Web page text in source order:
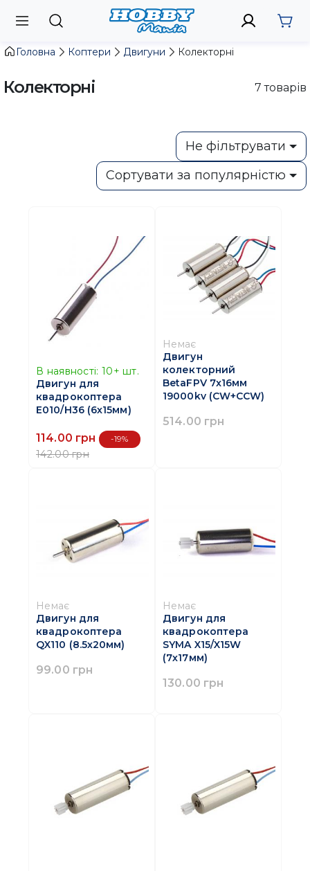
Головна Коптери Двигуни Колекторні
Колекторні 7 товарів
Не фільтрувати
Сортувати за популярністю
В наявності: 10+ шт.
Двигун для
квадрокоптера
E010/H36 (6х15мм)
114.00 грн -19%
142.00 грн
Немає
Двигун
колекторний
BetaFPV 7x16мм
19000kv (CW+CCW)
514.00 грн
Немає
Двигун для
квадрокоптера
QX110 (8.5х20мм)
99.00 грн
Немає
Двигун для
квадрокоптера
SYMA X15/X15W
(7х17мм)
130.00 грн